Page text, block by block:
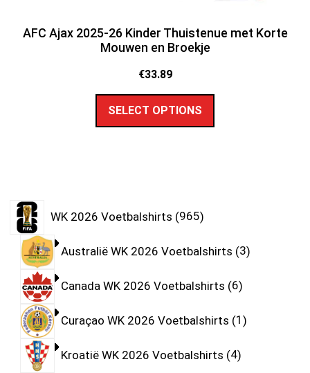
AFC Ajax 2025-26 Kinder Thuistenue met Korte
Mouwen en Broekje
€33.89
SELECT OPTIONS
WK 2026 Voetbalshirts 965
Australië WK 2026 Voetbalshirts 3
Canada WK 2026 Voetbalshirts 6
Curaçao WK 2026 Voetbalshirts 1
Kroatië WK 2026 Voetbalshirts 4